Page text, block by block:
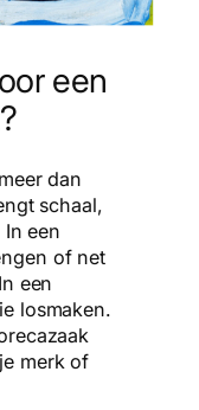
een
dan
schaal,
een
of net
een
losmaken.
merk of